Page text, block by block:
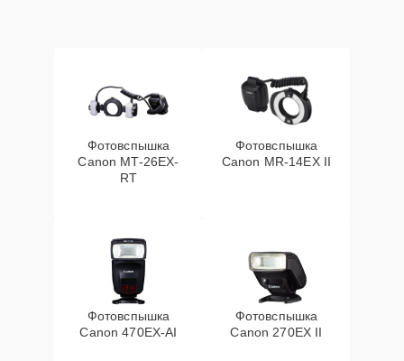
Фотовспышка
Canon MT-26EX-
RT
Фотовспышка
Canon MR-14EX II
Фотовспышка
Canon 470EX-AI
Фотовспышка
Canon 270EX II